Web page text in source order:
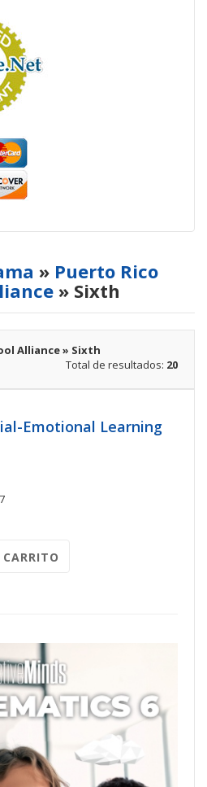
» Puerto Rico
» Sixth
Alliance » Sixth
Total de resultados: 20
Emotional Learning